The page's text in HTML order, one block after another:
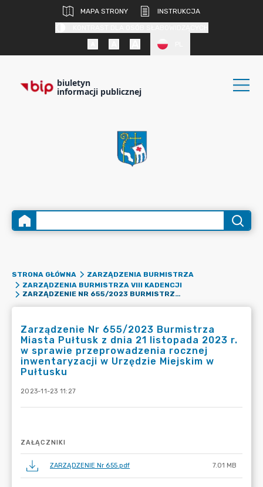
MAPA STRONY
INSTRUKCJA
biuletyn
informacji publicznej
STRONA GŁÓWNA
ZARZĄDZENIA BURMISTRZA
ZARZĄDZENIA BURMISTRZA VIII KADENCJI
ZARZĄDZENIE NR 655/2023 BURMISTRZA MIASTA PUŁTUSK Z DNIA 21 LISTOPADA 2023 R. W SPRAWIE PRZEPROWADZENIA ROCZNEJ INWENTARYZACJI W URZĘDZIE MIEJSKIM W PUŁTUSKU
Zarządzenie Nr 655/2023 Burmistrza
Miasta Pułtusk z dnia 21 listopada 2023 r.
w sprawie przeprowadzenia rocznej
inwentaryzacji w Urzędzie Miejskim w
Pułtusku
2023-11-23 11:27
ZAŁĄCZNIKI
ZARZĄDZENIE Nr 655.pdf 7.01 MB